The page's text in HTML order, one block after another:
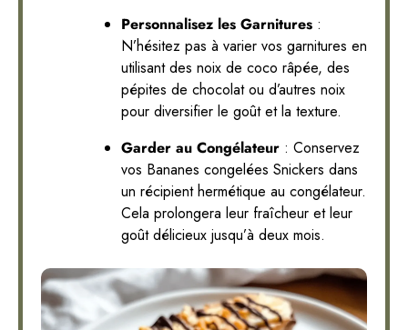
Personnalisez les Garnitures :
N’hésitez pas à varier vos garnitures en
utilisant des noix de coco râpée, des
pépites de chocolat ou d’autres noix
pour diversifier le goût et la texture.
Garder au Congélateur : Conservez
vos Bananes congelées Snickers dans
un récipient hermétique au congélateur.
Cela prolongera leur fraîcheur et leur
goût délicieux jusqu’à deux mois.